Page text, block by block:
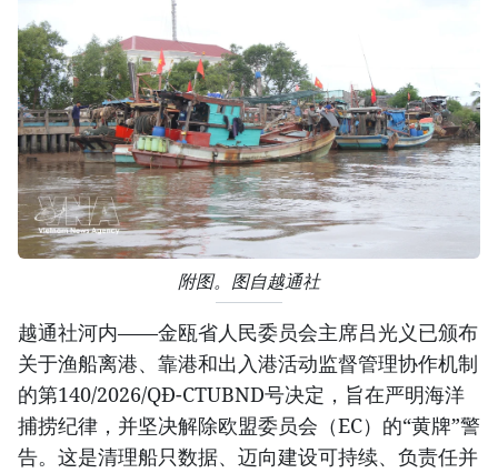
附图。图自越通社
越通社河内——金瓯省人民委员会主席吕光义已颁布
关于渔船离港、靠港和出入港活动监督管理协作机制
的第140/2026/QĐ-CTUBND号决定，旨在严明海洋
捕捞纪律，并坚决解除欧盟委员会（EC）的“黄牌”警
告。这是清理船只数据、迈向建设可持续、负责任并